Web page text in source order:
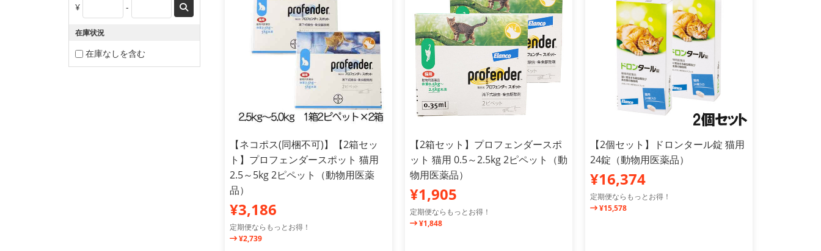
¥ -
在庫状況
在庫なしを含む
【ネコポス(同梱不可)】【2箱セッ
ト】プロフェンダースポット 猫用
2.5～5kg 2ピペット（動物用医薬
品）
¥3,186
定期便ならもっとお得！
¥2,739
【2箱セット】プロフェンダースポ
ット 猫用 0.5～2.5kg 2ピペット（動
物用医薬品）
¥1,905
定期便ならもっとお得！
¥1,848
【2個セット】ドロンタール錠 猫用
24錠（動物用医薬品）
¥16,374
定期便ならもっとお得！
¥15,578